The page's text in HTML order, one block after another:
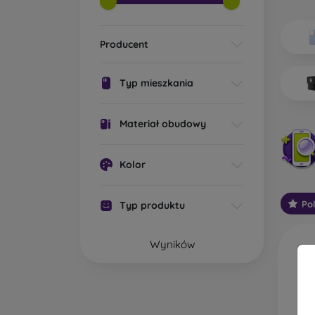
Producent
Typ mieszkania
Materiał obudowy
Kolor
Typ produktu
Wyników